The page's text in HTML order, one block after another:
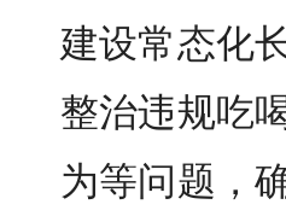
建设常态化
整治违规吃
为等问题，